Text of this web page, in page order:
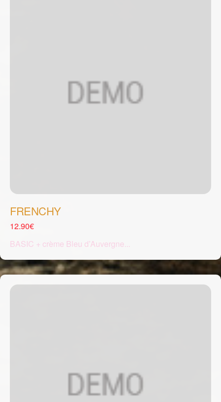
FRENCHY
12.90€
BASIC + crème Bleu d’Auvergne...